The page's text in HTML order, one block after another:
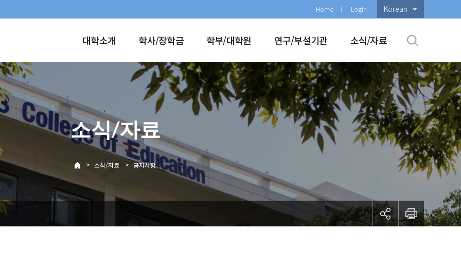
Home Login Korean
대학소개 학사/장학금 학부/대학원 연구/부설기관 소식/자료
소식/자료
> 소식/자료 > 공지사항